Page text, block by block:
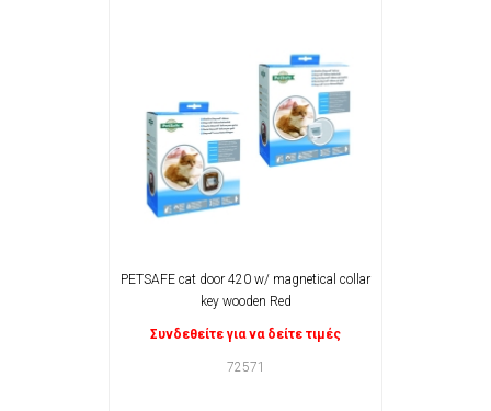
PETSAFE cat door 420 w/ magnetical collar
key wooden Red
Συνδεθείτε για να δείτε τιμές
72571